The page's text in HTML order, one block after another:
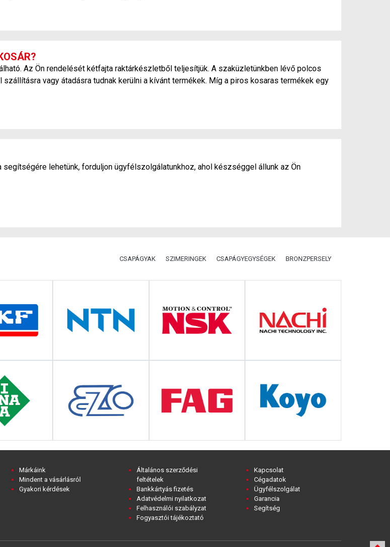
Az Ön rendelését kétfajta raktárkészletből teljesítjük. A szaküzletünkben lévő polcos
vagy átadásra tudnak kerülni a kívánt termékek. Míg a piros kosaras termékek egy
segítségére lehetünk, forduljon ügyfélszolgálatunkhoz, ahol készséggel állunk az Ön
CSAPÁGYAK SZIMERINGEK CSAPÁGYEGYSÉGEK BRONZPERSELY
Márkáink
Mindent a vásárlásról
Gyakori kérdések
Általános szerződési
feltételek
Bankkártyás fizetés
Adatvédelmi nyilatkozat
Felhasználói szabályzat
Fogyasztói tájékoztató
Kapcsolat
Cégadatok
Ügyfélszolgálat
Garancia
Segítség